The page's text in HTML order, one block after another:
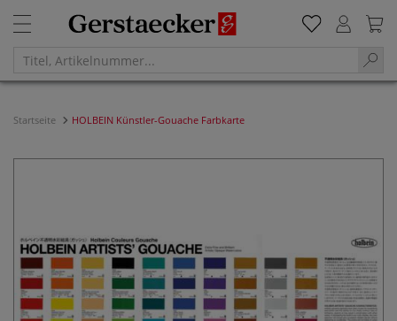
Startseite HOLBEIN Künstler-Gouache Farbkarte